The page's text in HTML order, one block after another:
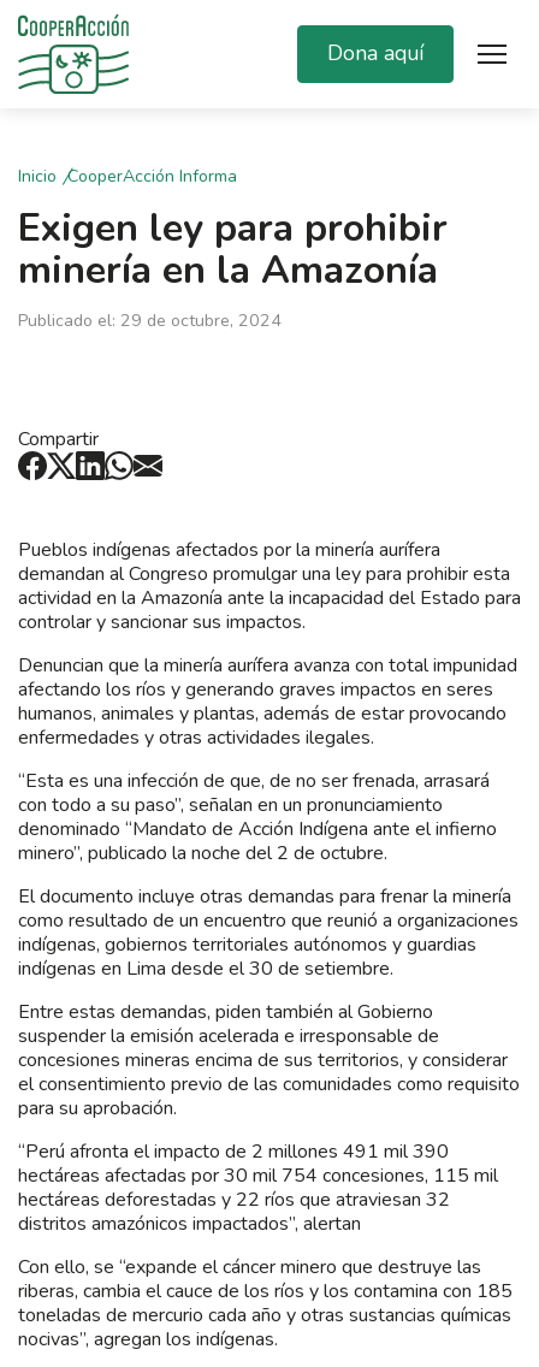
Dona aquí
Inicio CooperAcción Informa
Exigen ley para prohibir
minería en la Amazonía
Publicado el: 29 de octubre, 2024
Compartir
Pueblos indígenas afectados por la minería aurífera
demandan al Congreso promulgar una ley para prohibir esta
actividad en la Amazonía ante la incapacidad del Estado para
controlar y sancionar sus impactos.
Denuncian que la minería aurífera avanza con total impunidad
afectando los ríos y generando graves impactos en seres
humanos, animales y plantas, además de estar provocando
enfermedades y otras actividades ilegales.
“Esta es una infección de que, de no ser frenada, arrasará
con todo a su paso”, señalan en un pronunciamiento
denominado “Mandato de Acción Indígena ante el infierno
minero”, publicado la noche del 2 de octubre.
El documento incluye otras demandas para frenar la minería
como resultado de un encuentro que reunió a organizaciones
indígenas, gobiernos territoriales autónomos y guardias
indígenas en Lima desde el 30 de setiembre.
Entre estas demandas, piden también al Gobierno
suspender la emisión acelerada e irresponsable de
concesiones mineras encima de sus territorios, y considerar
el consentimiento previo de las comunidades como requisito
para su aprobación.
“Perú afronta el impacto de 2 millones 491 mil 390
hectáreas afectadas por 30 mil 754 concesiones, 115 mil
hectáreas deforestadas y 22 ríos que atraviesan 32
distritos amazónicos impactados”, alertan
Con ello, se “expande el cáncer minero que destruye las
riberas, cambia el cauce de los ríos y los contamina con 185
toneladas de mercurio cada año y otras sustancias químicas
nocivas”, agregan los indígenas.